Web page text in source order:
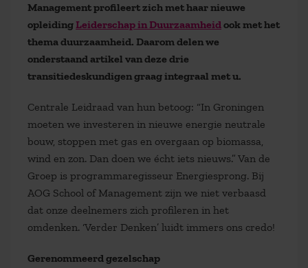
Management profileert zich met haar nieuwe
opleidingLeiderschap in Duurzaamheidook met het
thema duurzaamheid. Daarom delen we
onderstaand artikel van deze drie
transitiedeskundigen graag integraal met u.
Centrale Leidraad van hun betoog: “In Groningen
moeten we investeren in nieuwe energie neutrale
bouw, stoppen met gas en overgaan op biomassa,
wind en zon. Dan doen we écht iets nieuws.” Van de
Groep is programmaregisseur Energiesprong. Bij
AOG School of Management zijn we niet verbaasd
dat onze deelnemers zich profileren in het
omdenken. ‘Verder Denken’ luidt immers ons credo!
Gerenommeerd gezelschap